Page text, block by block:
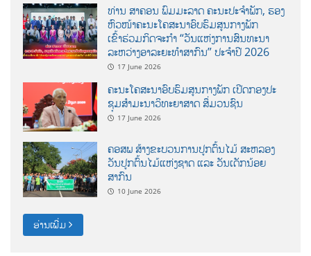
ທ່ານ ສາຄອນ ພົມມະລາດ ຄະນະປະຈໍາພັກ, ຮອງ
ຫົວໜ້າຄະນະໂຄສະນາອົບຮົມສູນກາງພັກ
ເຂົ້າຮ່ວມກິດຈະກຳ “ວັນແຫ່ງການສົນທະນາ
ລະຫວ່າງອາລະຍະທຳສາກົນ” ປະຈຳປີ 2026
17 June 2026
ຄະນະໂຄສະນາອົບຮົມສູນກາງພັກ ເປີດກອງປະ
ຊຸມສຳມະນາວິທະຍາສາດ ສຶ່ມວນຊົນ
17 June 2026
ຄອສພ ສ້າງຂະບວນການປູກຕົ້ນໄມ້ ສະຫລອງ
ວັນປູກຕົ້ນໄມ້ແຫ່ງຊາດ ແລະ ວັນເດັກນ້ອຍ
ສາກົນ
10 June 2026
ອ່ານເພີ່ມ